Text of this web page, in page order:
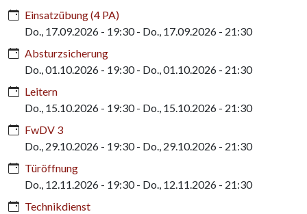
Einsatzübung (4 PA)
Do., 17.09.2026 - 19:30- Do., 17.09.2026 - 21:30
Absturzsicherung
Do., 01.10.2026 - 19:30- Do., 01.10.2026 - 21:30
Leitern
Do., 15.10.2026 - 19:30- Do., 15.10.2026 - 21:30
FwDV 3
Do., 29.10.2026 - 19:30- Do., 29.10.2026 - 21:30
Türöffnung
Do., 12.11.2026 - 19:30- Do., 12.11.2026 - 21:30
Technikdienst